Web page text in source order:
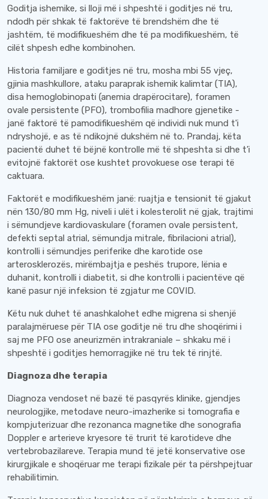
Goditja ishemike, si lloji më i shpeshtë i goditjes në tru,
ndodh për shkak të faktorëve të brendshëm dhe të
jashtëm, të modifikueshëm dhe të pa modifikueshëm, të
cilët shpesh edhe kombinohen.
Historia familjare e goditjes në tru, mosha mbi 55 vjeç,
gjinia mashkullore, ataku paraprak ishemik kalimtar (TIA),
disa hemoglobinopati (anemia drapërocitare), foramen
ovale persistente (PFO), trombofilia madhore gjenetike -
janë faktorë të pamodifikueshëm që individi nuk mund t'i
ndryshojë, e as të ndikojnë dukshëm në to. Prandaj, këta
pacientë duhet të bëjnë kontrolle më të shpeshta si dhe t’i
evitojnë faktorët ose kushtet provokuese ose terapi të
caktuara.
Faktorët e modifikueshëm janë: ruajtja e tensionit të gjakut
nën 130/80 mm Hg, niveli i ulët i kolesterolit në gjak, trajtimi
i sëmundjeve kardiovaskulare (foramen ovale persistent,
defekti septal atrial, sëmundja mitrale, fibrilacioni atrial),
kontrolli i sëmundjes periferike dhe karotide ose
arterosklerozës, mirëmbajtja e peshës trupore, lënia e
duhanit, kontrolli i diabetit, si dhe kontrolli i pacientëve që
kanë pasur një infeksion të zgjatur me COVID.
Këtu nuk duhet të anashkalohet edhe migrena si shenjë
paralajmëruese për TIA ose goditje në tru dhe shoqërimi i
saj me PFO ose aneurizmën intrakraniale – shkaku më i
shpeshtë i goditjes hemorragjike në tru tek të rinjtë.
Diagnoza dhe terapia
Diagnoza vendoset në bazë të pasqyrës klinike, gjendjes
neurologjike, metodave neuro-imazherike si tomografia e
kompjuterizuar dhe rezonanca magnetike dhe sonografia
Doppler e arterieve kryesore të trurit të karotideve dhe
vertebrobazilareve. Terapia mund të jetë konservative ose
kirurgjikale e shoqëruar me terapi fizikale për ta përshpejtuar
rehabilitimin.